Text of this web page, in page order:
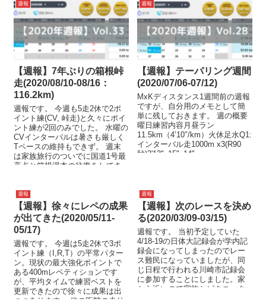
週報
【週報】7年ぶりの箱根峠
走(2020/08/10-08/16：
116.2km)
週報です。 今週も5走2休で2ポ
イント練(CV, 峠走)と久々にポイ
ント練が2回のみでした。 水曜の
CVインターバルは暑さも厳しく
Tペースの維持もできず。 週末
は家族旅行のついでに国道1号最
高点と箱根湯本の往復をしてき
週報
【週報】テーパリング週間
(2020/07/06-07/12)
MxKディスタンス1週間前の週報
ですが、自分用のメモとして簡
単に残しておきます。 週の概要
曜日練習内容月昼ラン
11.5km（4’10″/km）火休足水Q1:
インターバル走1000m x3(R90
秒)3'13"_15"_14"...
週報
【週報】徐々にレペの成果
が出てきた(2020/05/11-
05/17)
週報です。 今週は5走2休で3ポ
イント練（I,R,T）の平常パター
ン。現状の最大強化ポイントで
ある400mレペティションです
が、平均タイムで練習ベストを
更新できたので徐々に成果は出
つつあります。 他の距離の走り
週報
【週報】次のレースを決め
る(2020/03/09-03/15)
週報です。 当初予定していた
4/18-19の日体大記録会が学内記
録会になってしまったのでレー
ス難民になっていましたが、同
じ日程で行われる川崎市記録会
に参加することにしました。家
から近いので家族とピクニック